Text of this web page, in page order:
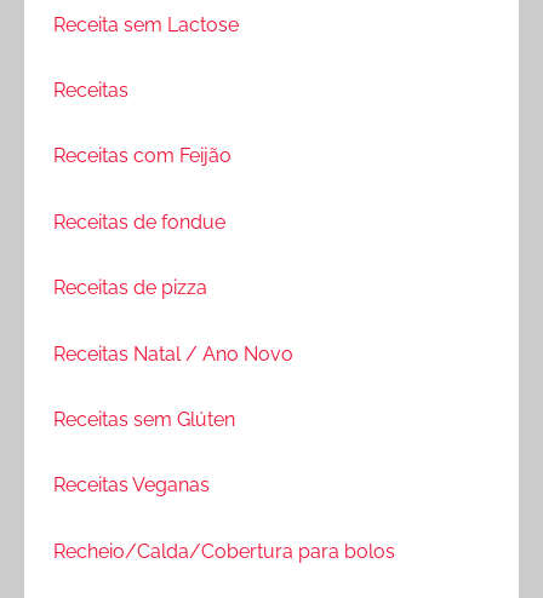
Receita sem Lactose
Receitas
Receitas com Feijão
Receitas de fondue
Receitas de pizza
Receitas Natal / Ano Novo
Receitas sem Glúten
Receitas Veganas
Recheio/Calda/Cobertura para bolos